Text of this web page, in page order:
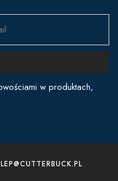
w produktach,